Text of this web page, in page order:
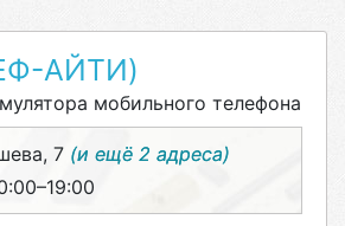
АЙТИ)
мобильного телефона
7 (и ещё 2 адреса)